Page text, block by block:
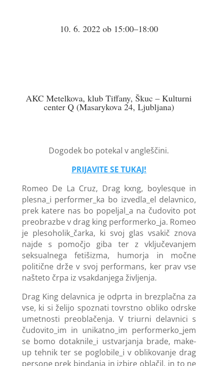
10. 6. 2022 ob 15:00–18:00
AKC Metelkova, klub Tiffany, Škuc – Kulturni
center Q (Masarykova 24, Ljubljana)
Dogodek bo potekal v angleščini.
PRIJAVITE SE TUKAJ!
​Romeo De La Cruz, Drag kxng, boylesque in
plesna_i performer_ka bo izvedla_el delavnico,
prek katere nas bo popeljal_a na čudovito pot
preobrazbe v drag king performerko_ja. Romeo
je plesoholik_čarka, ki svoj glas vsakič znova
najde s pomočjo giba ter z vključevanjem
seksualnega fetišizma, humorja in močne
politične drže v svoj performans, ker prav vse
našteto črpa iz vsakdanjega življenja.
Drag King delavnica je odprta in brezplačna za
vse, ki si želijo spoznati tovrstno obliko odrske
umetnosti preoblačenja. V triurni delavnici s
čudovito_im in unikatno_im performerko_jem
se bomo dotaknile_i ustvarjanja brade, make-
up tehnik ter se poglobile_i v oblikovanje drag
persone prek bindanja in izbire oblačil, in to ne